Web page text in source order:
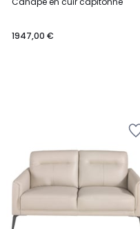
1947,00 €